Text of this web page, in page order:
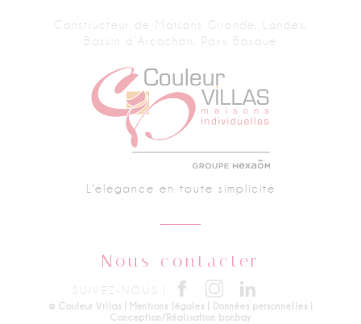
Constructeur de Maisons
Gironde, Landes,
Bassin d’Arcachon, Pays Basque
L'élégance en toute simplicité
Nous contacter
SUIVEZ-NOUS |
© Couleur Villas | Mentions légales Données personnelles
Conception/Réalisation bonbay